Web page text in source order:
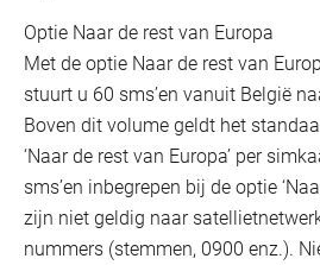
Optie Naar de rest van Europa
Met de optie Naar de rest van
stuurt u 60 sms’en vanuit België
Boven dit volume geldt het
‘Naar de rest van Europa’ per
sms’en inbegrepen bij de optie
zijn niet geldig naar
nummers (stemmen, 0900 enz.).